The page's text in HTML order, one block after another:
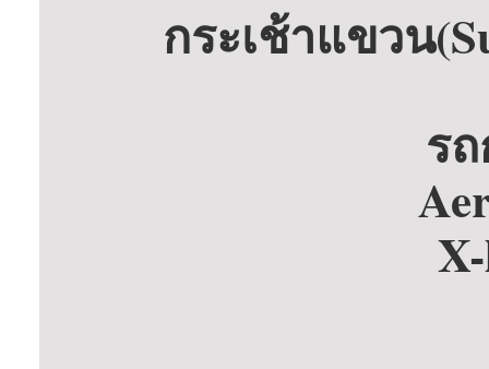
กระเช้าแขวน
ร